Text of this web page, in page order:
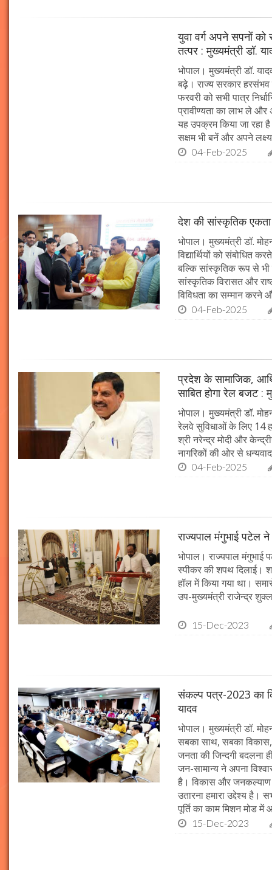
युवा वर्ग अपने सपनों
तत्पर : मुख्यमंत्री डॉ.
भोपाल। मुख्यमंत्री डॉ.
बढ़े। राज्य सरकार
फरवरी को सभी पात्र
प्रावीण्यता का लाभ ले और
यह उपक्रम किया जा रहा
सक्षम भी बनें और अपने
04-Feb-2025
देश की सांस्कृतिक
भोपाल। मुख्यमंत्री डॉ.
विद्यार्थियों को संबोधित
बल्कि सांस्कृतिक रूप से भी
सांस्कृतिक विरासत और
विविधता का सम्मान
04-Feb-2025
प्रदेश के सामाजिक,
साबित होगा रेल बजट :
भोपाल। मुख्यमंत्री डॉ.
रेलवे सुविधाओं के लिए 14
श्री नरेन्द्र मोदी और
नागरिकों की ओर से
04-Feb-2025
राज्यपाल मंगुभाई पटेल ने
भोपाल। राज्यपाल मंगुभाई
स्पीकर की शपथ दिलाई।
हॉल में किया गया था।
उप-मुख्यमंत्री राजेन्द्र
15-Dec-2023
संकल्प पत्र-2023 का
यादव
भोपाल। मुख्यमंत्री डॉ.
सबका साथ, सबका
जनता की जिन्दगी बदलना
जन-सामान्य ने अपना
है। विकास और
उतारना हमारा उद्देश्य
पूर्ति का काम मिशन मोड
15-Dec-2023